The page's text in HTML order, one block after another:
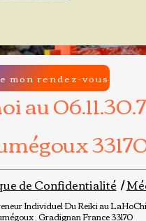
au
mon rendez-vous
de Confidentialité /
IndividuelDu Reiki au LaHoChi
, Gradignan France 33170